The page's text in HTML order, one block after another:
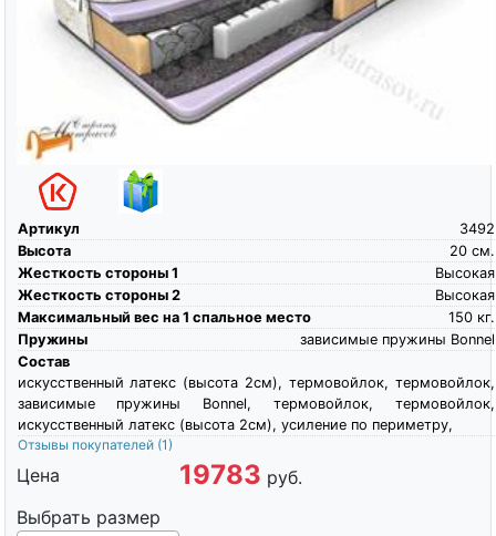
Артикул
3492
Высота
см.
20
Жесткость стороны 1
Высокая
Жесткость стороны 2
Высокая
Максимальный вес на 1 спальное место
кг.
150
Пружины
зависимые пружины Bonnel
Состав
искусственный латекс (высота 2см), термовойлок, термовойлок,
зависимые пружины Bonnel, термовойлок, термовойлок,
искусственный латекс (высота 2см), усиление по периметру,
Отзывы покупателей (1)
Цена 19783 руб.
Выбрать размер